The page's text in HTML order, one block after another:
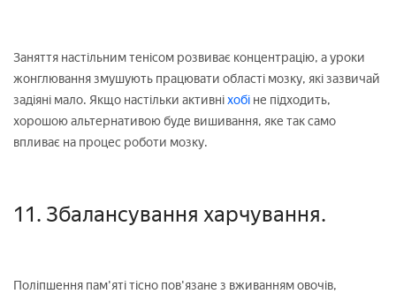
Заняття настільним тенісом розвиває концентрацію, а уроки
жонглювання змушують працювати області мозку, які зазвичай
задіяні мало. Якщо настільки активніхобі не підходить,
хорошою альтернативою буде вишивання, яке так само
впливає на процес роботи мозку.
11. Збалансування харчування.
Поліпшення пам'яті тісно пов'язане з вживанням овочів,